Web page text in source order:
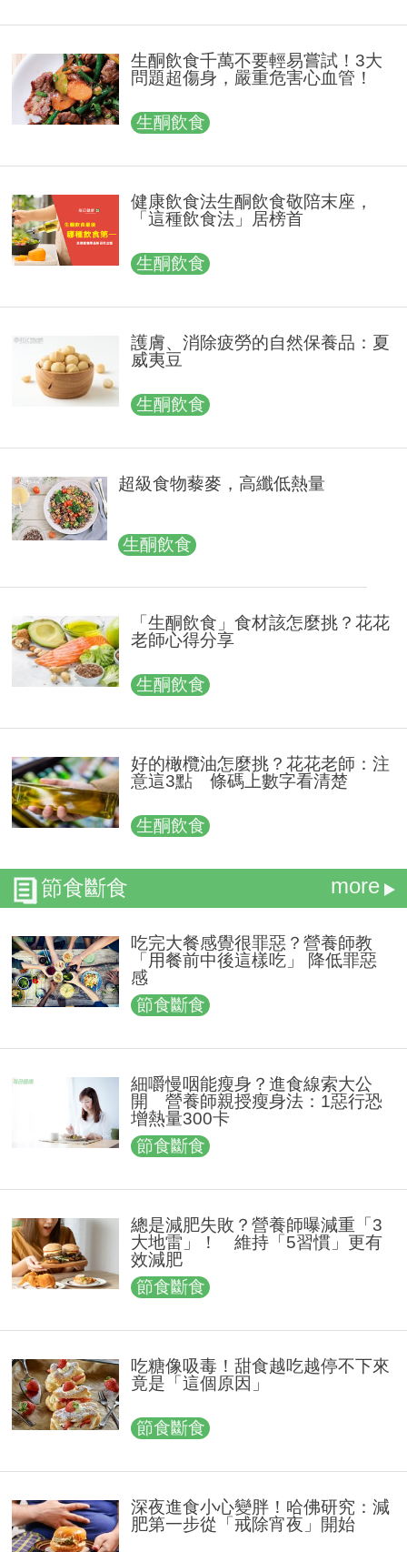
生酮飲食千萬不要輕易嘗試！3大
問題超傷身，嚴重危害心血管！
生酮飲食
健康飲食法生酮飲食敬陪末座，
「這種飲食法」居榜首
生酮飲食
護膚、消除疲勞的自然保養品：夏
威夷豆
生酮飲食
超級食物藜麥，高纖低熱量
生酮飲食
「生酮飲食」食材該怎麼挑？花花
老師心得分享
生酮飲食
好的橄欖油怎麼挑？花花老師：注
意這3點 條碼上數字看清楚
生酮飲食
節食斷食 more
吃完大餐感覺很罪惡？營養師教
「用餐前中後這樣吃」 降低罪惡
感
節食斷食
細嚼慢咽能瘦身？進食線索大公
開 營養師親授瘦身法：1惡行恐
增熱量300卡
節食斷食
總是減肥失敗？營養師曝減重「3
大地雷」！ 維持「5習慣」更有
效減肥
節食斷食
吃糖像吸毒！甜食越吃越停不下來
竟是「這個原因」
節食斷食
深夜進食小心變胖！哈佛研究：減
肥第一步從「戒除宵夜」開始